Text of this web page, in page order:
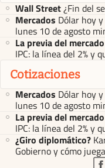
Wall Street¿Fin del
Mercados Dólar hoy
lunes 10 de agosto
La previa del mercado
IPC: la línea del 2% y
Cotizaciones
Mercados Dólar hoy
lunes 10 de agosto
La previa del mercado
IPC: la línea del 2% y
¿Giro diplomático?
Gobierno y cómo